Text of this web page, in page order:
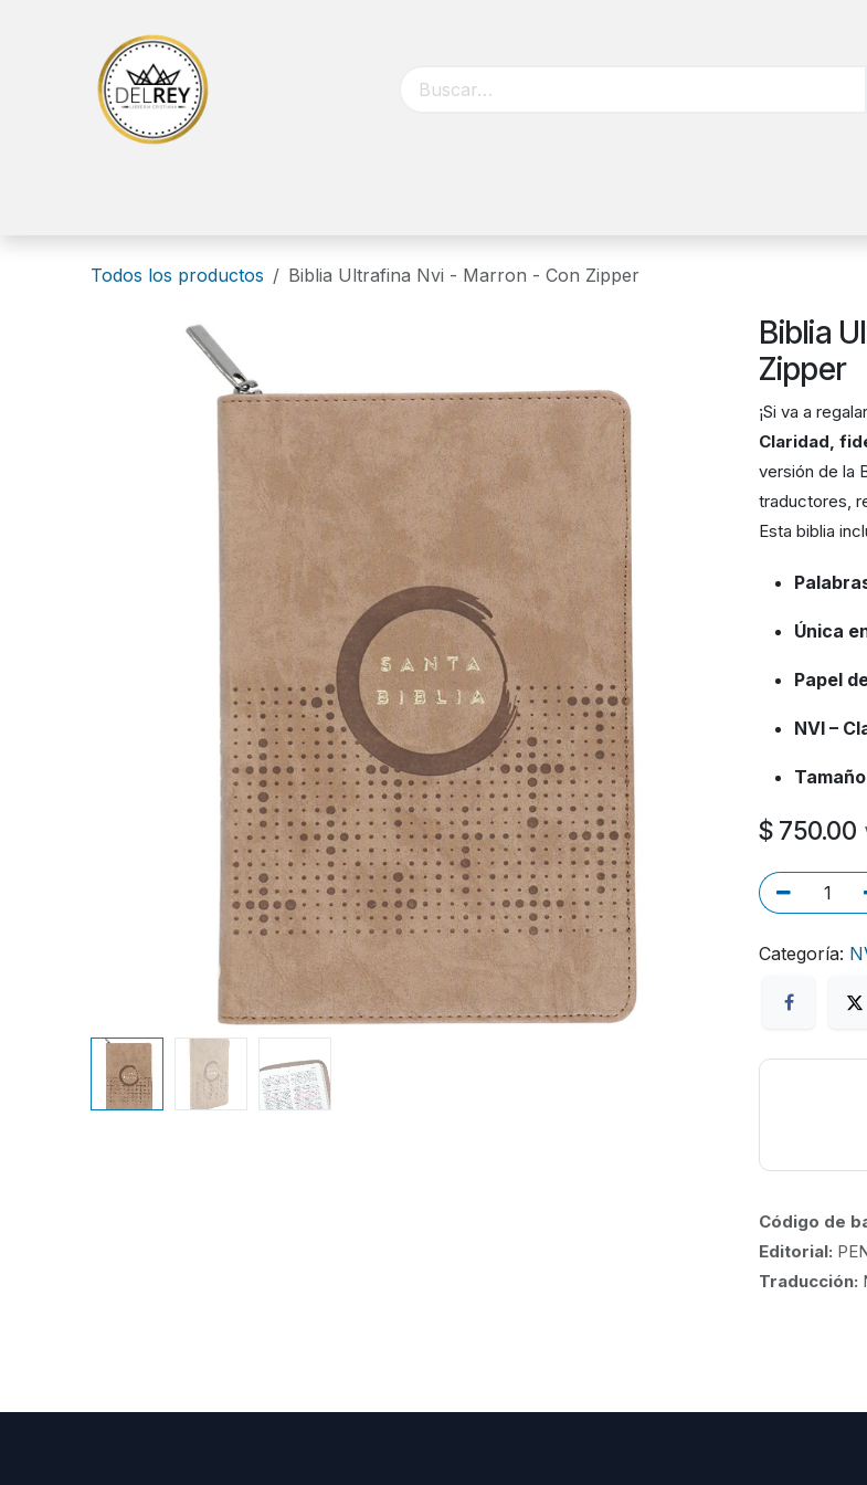
Todos los productos Biblia Ultrafina Nvi - Marron - Con Zipper
Biblia
Zipper
¡Si va a
Claridad,
versión de la
traductores,
Esta biblia
Única
Papel
NVI –
$ 750.00
Categoría:
Código de
Editorial:
Traducción: